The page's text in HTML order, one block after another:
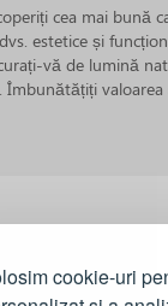
cookie-uri
cea mai
estetice și
vă de lumină